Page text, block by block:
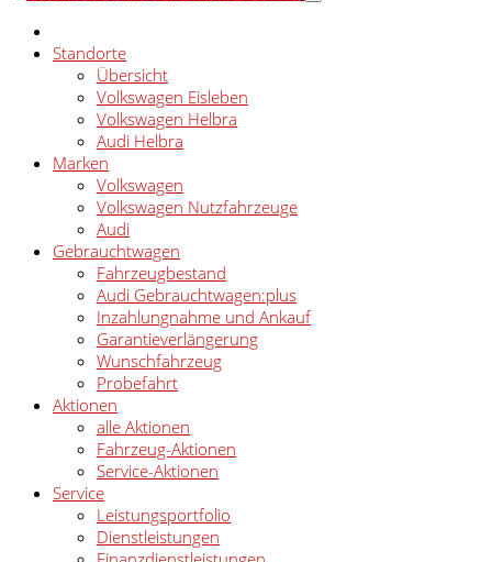
Standorte
Übersicht
Volkswagen Eisleben
Volkswagen Helbra
Audi Helbra
Marken
Volkswagen
Volkswagen Nutzfahrzeuge
Audi
Gebrauchtwagen
Fahrzeugbestand
Audi Gebrauchtwagen:plus
Inzahlungnahme und Ankauf
Garantieverlängerung
Wunschfahrzeug
Probefahrt
Aktionen
alle Aktionen
Fahrzeug-Aktionen
Service-Aktionen
Service
Leistungsportfolio
Dienstleistungen